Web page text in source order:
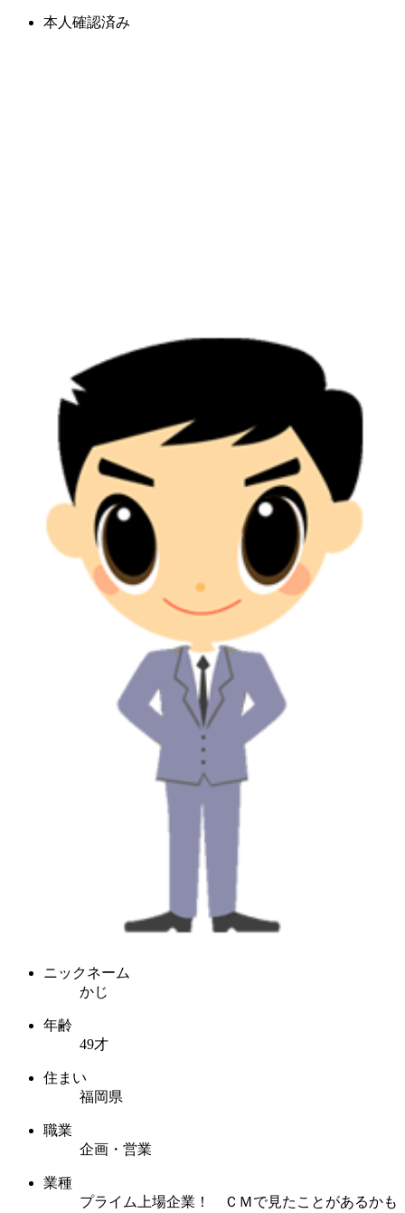
本人確認済み
ニックネーム
かじ
年齢
49才
住まい
福岡県
職業
企画・営業
業種
プライム上場企業！ ＣＭで見たことがあるかも